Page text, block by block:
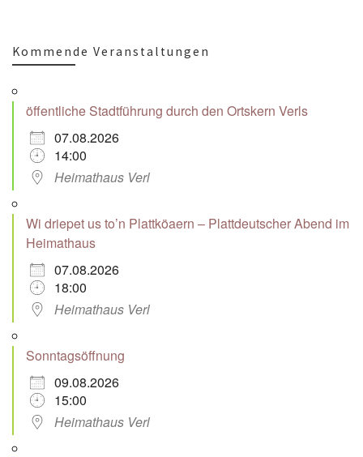
Kommende Veranstaltungen
öffentliche Stadtführung durch den Ortskern Verls
07.08.2026
14:00
Heimathaus Verl
Wi driepet us to’n Plattköaern – Plattdeutscher Abend im
Heimathaus
07.08.2026
18:00
Heimathaus Verl
Sonntagsöffnung
09.08.2026
15:00
Heimathaus Verl